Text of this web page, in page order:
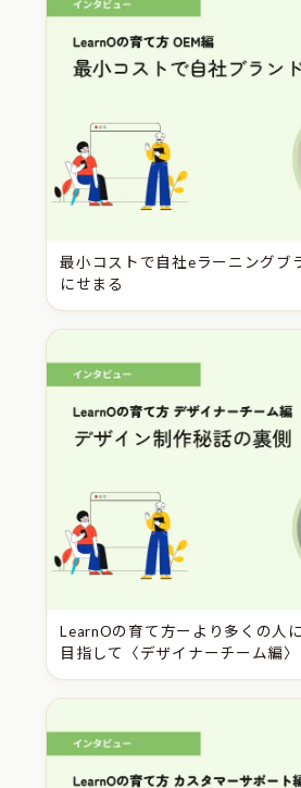
最小コストで自社eラーニングブ
にせまる
LearnOの育て方ーより多くの人
目指して〈デザイナーチーム編〉